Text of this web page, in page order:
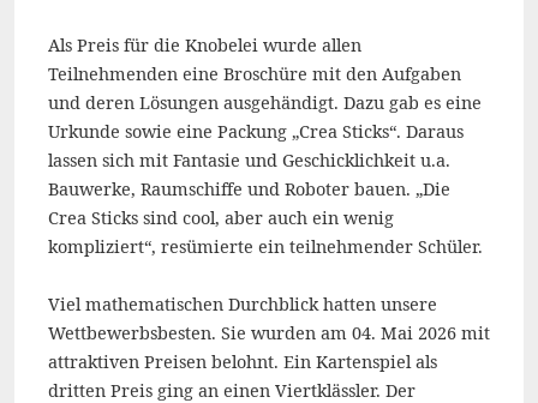
Als Preis für die Knobelei wurde allen
Teilnehmenden eine Broschüre mit den Aufgaben
und deren Lösungen ausgehändigt. Dazu gab es eine
Urkunde sowie eine Packung „Crea Sticks“. Daraus
lassen sich mit Fantasie und Geschicklichkeit u.a.
Bauwerke, Raumschiffe und Roboter bauen. „Die
Crea Sticks sind cool, aber auch ein wenig
kompliziert“, resümierte ein teilnehmender Schüler.
Viel mathematischen Durchblick hatten unsere
Wettbewerbsbesten. Sie wurden am 04. Mai 2026 mit
attraktiven Preisen belohnt. Ein Kartenspiel als
dritten Preis ging an einen Viertklässler. Der